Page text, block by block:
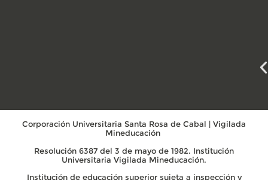
Corporación Universitaria Santa Rosa de Cabal | Vigilada
Mineducación
Resolución 6387 del 3 de mayo de 1982. Institución
Universitaria Vigilada Mineducación.
Institución de educación superior sujeta a inspección y